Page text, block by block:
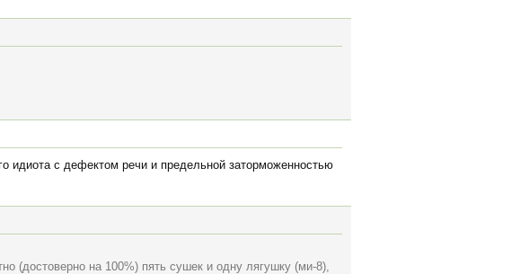
идиота с дефектом речи и предельной заторможенностью
(достоверно на 100%) пять сушек и одну лягушку (ми-8),